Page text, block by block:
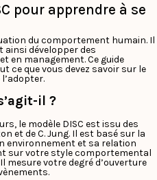
pour apprendre à se
du comportement humain. Il
développer des
en management. Ce guide
ce que vous devez savoir sur le
il ?
le modèle DISC est issu des
et de C. Jung. Il est basé sur la
environnement et sa relation
sur votre style comportemental
mesure votre degré d’ouverture